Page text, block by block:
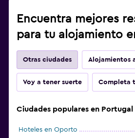
Encuentra mejores
para tu alojamiento
Otras ciudades Alojamientos
Voy a tener suerte Completa
Ciudades populares en Portugal
Hoteles en Oporto